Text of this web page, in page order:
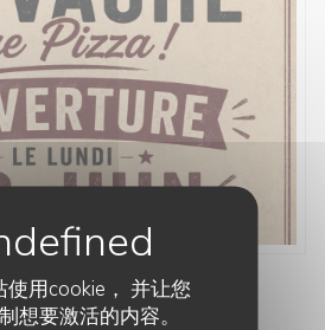
使用cookie， 并让您
想要激活的内容。